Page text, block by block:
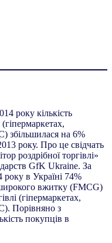
року кількість
збільшилася на 6%
року. Про це свідчать
роздрібної торгівлі»
GfK Ukraine. За
року в Україні 74%
вжитку (FMCG)
(гіпермаркетах,
Порівняно з
покупців в